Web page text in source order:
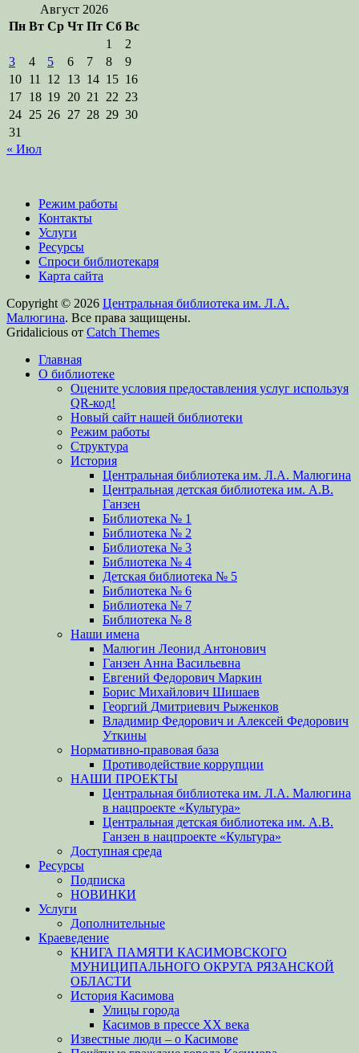
Август 2026
Пн Вт Ср Чт Пт Сб Вс
1
2
3
4 5 6 7 8
9
10 11 12 13 14 15 16
17 18 19 20 21 22 23
24 25 26 27 28 29 30
31
« Июл
Режим работы
Контакты
Услуги
Ресурсы
Спроси библиотекаря
Карта сайта
Copyright © 2026 Центральная библиотека им. Л.А.
Малюгина. Все права защищены.
Gridalicious от Catch Themes
вверх
Главная
О библиотеке
Оцените условия предоставления услуг используя
QR-код!
Новый сайт нашей библиотеки
Режим работы
Структура
История
Центральная библиотека им. Л.А. Малюгина
Центральная детская библиотека им. А.В.
Ганзен
Библиотека № 1
Библиотека № 2
Библиотека № 3
Библиотека № 4
Детская библиотека № 5
Библиотека № 6
Библиотека № 7
Библиотека № 8
Наши имена
Малюгин Леонид Антонович
Ганзен Анна Васильевна
Евгений Федорович Маркин
Борис Михайлович Шишаев
Георгий Дмитриевич Рыженков
Владимир Федорович и Алексей Федорович
Уткины
Нормативно-правовая база
Противодействие коррупции
НАШИ ПРОЕКТЫ
Центральная библиотека им. Л.А. Малюгина
в нацпроекте «Культура»
Центральная детская библиотека им. А.В.
Ганзен в нацпроекте «Культура»
Доступная среда
Ресурсы
Подписка
НОВИНКИ
Услуги
Дополнительные
Краеведение
КНИГА ПАМЯТИ КАСИМОВСКОГО
МУНИЦИПАЛЬНОГО ОКРУГА РЯЗАНСКОЙ
ОБЛАСТИ
История Касимова
Улицы города
Касимов в прессе XX века
Известные люди – о Касимове